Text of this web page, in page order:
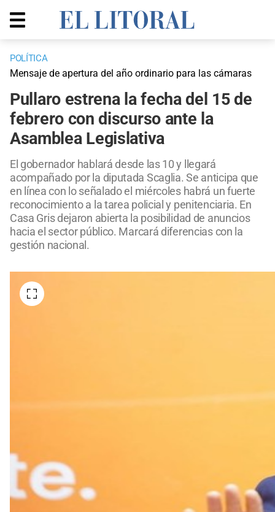
POLÍTICA
Mensaje de apertura del año ordinario para las cámaras
Pullaro estrena la fecha del 15 de
febrero con discurso ante la
Asamblea Legislativa
El gobernador hablará desde las 10 y llegará
acompañado por la diputada Scaglia. Se anticipa que
en línea con lo señalado el miércoles habrá un fuerte
reconocimiento a la tarea policial y penitenciaria. En
Casa Gris dejaron abierta la posibilidad de anuncios
hacia el sector público. Marcará diferencias con la
gestión nacional.